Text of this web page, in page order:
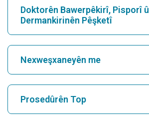
Doktorên Bawerpêkirî, Pisporî û
Dermankirinên Pêşketî
Nexweşxaneyê bibînin
Kardiyolog bibîne
Nexweşxaneyên me
Prosedûrên Top